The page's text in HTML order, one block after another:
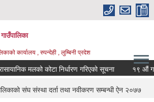
कार्यालय , रुपन्देही , लुम्बिनी प्रदेश
मलको कोटा निर्धारण गरिएको सूचना १९ औं
संघ संस्था दर्ता तथा नवीकरण सम्बन्धी ऐन २०७७